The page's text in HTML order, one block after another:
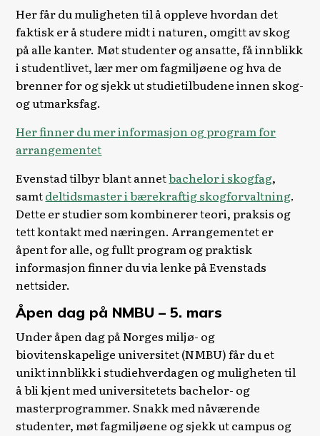
Her får du muligheten til å oppleve hvordan det
faktisk er å studere midt i naturen, omgitt av skog
på alle kanter. Møt studenter og ansatte, få innblikk
i studentlivet, lær mer om fagmiljøene og hva de
brenner for og sjekk ut studietilbudene innen skog-
og utmarksfag.
Her finner du mer informasjon og program for
arrangementet
Evenstad tilbyr blant annetbachelor i skogfag,
samtdeltidsmaster i bærekraftig skogforvaltning.
Dette er studier som kombinerer teori, praksis og
tett kontakt med næringen. Arrangementet er
åpent for alle, og fullt program og praktisk
informasjon finner du via lenke på Evenstads
nettsider.
Åpen dag på NMBU – 5. mars
Under åpen dag på Norges miljø- og
biovitenskapelige universitet (NMBU) får du et
unikt innblikk i studiehverdagen og muligheten til
å bli kjent med universitetets bachelor- og
masterprogrammer. Snakk med nåværende
studenter, møt fagmiljøene og sjekk ut campus og